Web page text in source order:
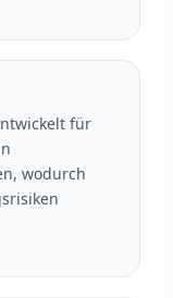
für
wodurch